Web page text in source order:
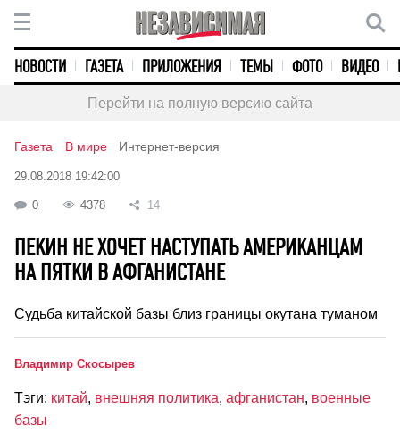
НОВОСТИ ГАЗЕТА ПРИЛОЖЕНИЯ ТЕМЫ ФОТО ВИДЕО
Перейти на полную версию сайта
Газета В мире Интернет-версия
29.08.2018 19:42:00
0 4378 14
ПЕКИН НЕ ХОЧЕТ НАСТУПАТЬ АМЕРИКАНЦАМ
НА ПЯТКИ В АФГАНИСТАНЕ
Судьба китайской базы близ границы окутана туманом
Владимир Скосырев
Тэги: китай, внешняя политика, афганистан, военные
базы